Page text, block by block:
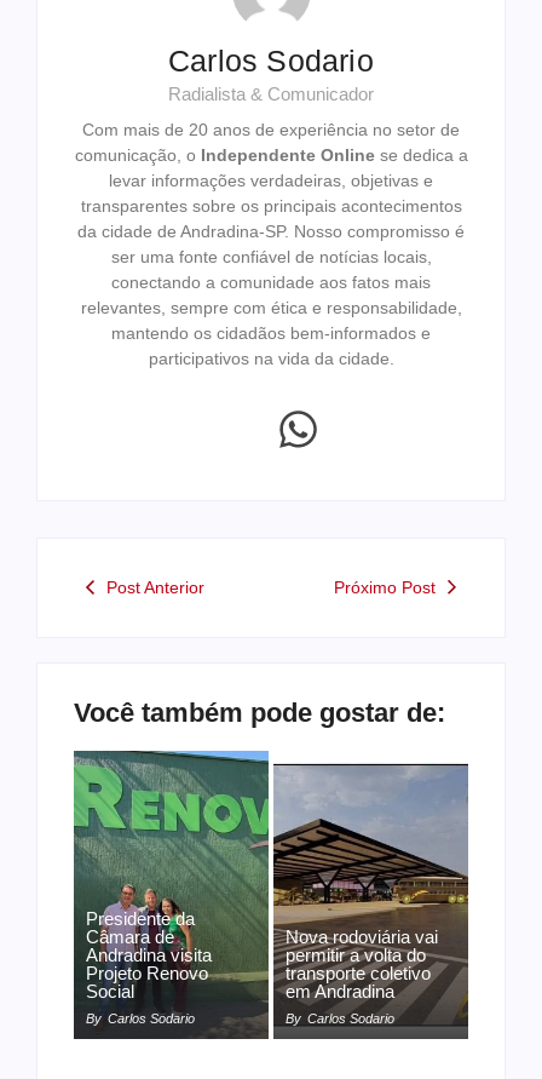
Carlos Sodario
Radialista & Comunicador
Com mais de 20 anos de experiência no setor de
comunicação, o Independente Onlinese dedica a
levar informações verdadeiras, objetivas e
transparentes sobre os principais acontecimentos
da cidade de Andradina-SP. Nosso compromisso é
ser uma fonte confiável de notícias locais,
conectando a comunidade aos fatos mais
relevantes, sempre com ética e responsabilidade,
mantendo os cidadãos bem-informados e
participativos na vida da cidade.
Post Anterior Próximo Post
Você também pode gostar de:
Presidente da
Câmara de
Andradina visita
Projeto Renovo
Social
By Carlos Sodario
Nova rodoviária vai
permitir a volta do
transporte coletivo
em Andradina
By Carlos Sodario